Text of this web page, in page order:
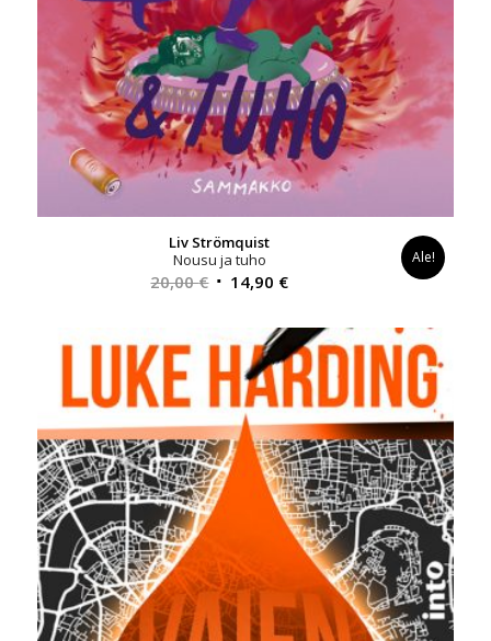
Liv Strömquist
Nousu ja tuho
20,00€ Alkuperäinen
20,00 €.
14,90 €Nykyinen
on:
14,90 €.
Ale!